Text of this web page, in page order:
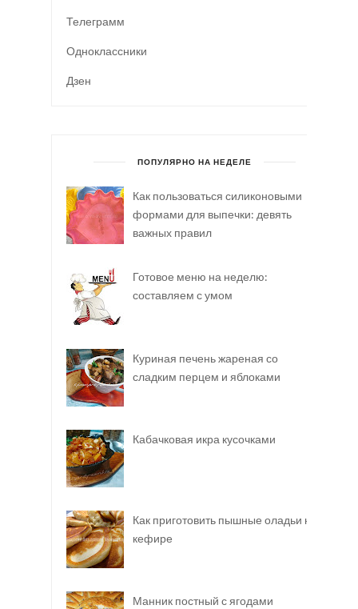
Телеграмм
Одноклассники
Дзен
ПОПУЛЯРНО НА НЕДЕЛЕ
Как пользоваться силиконовыми
формами для выпечки: девять
важных правил
Готовое меню на неделю:
составляем с умом
Куриная печень жареная со
сладким перцем и яблоками
Кабачковая икра кусочками
Как приготовить пышные оладьи на
кефире
Манник постный с ягодами